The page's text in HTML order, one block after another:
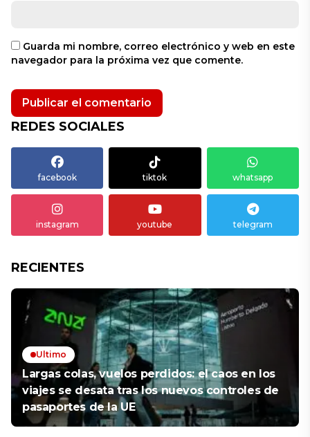
Guarda mi nombre, correo electrónico y web en este
navegador para la próxima vez que comente.
REDES SOCIALES
facebook tiktok whatsapp
instagram youtube telegram
RECIENTES
Ultimo
Largas colas, vuelos perdidos: el caos en los
viajes se desata tras los nuevos controles de
pasaportes de la UE